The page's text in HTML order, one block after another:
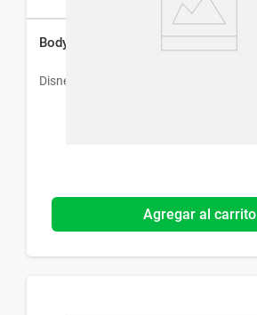
Body Splash Disney x 200 ml
Disney
Agregar al carrito